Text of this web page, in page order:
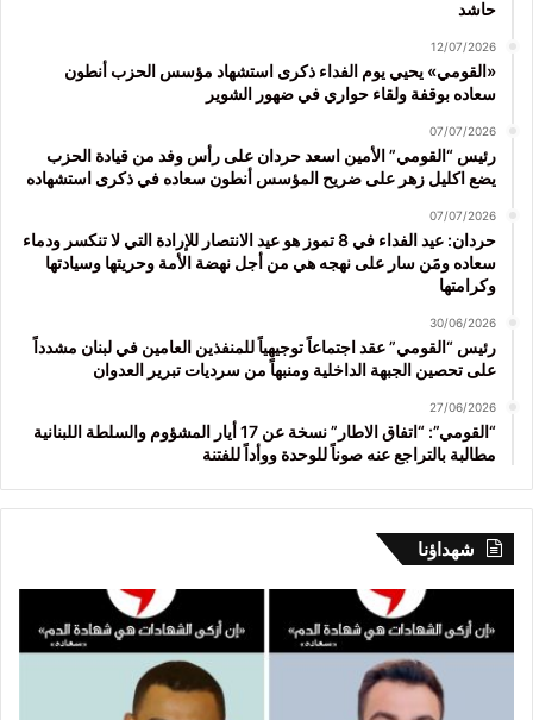
حاشد
12/07/2026
«القومي» يحيي يوم الفداء ذكرى استشهاد مؤسس الحزب أنطون
سعاده بوقفة ولقاء حواري في ضهور الشوير
07/07/2026
رئيس “القومي” الأمين اسعد حردان على رأس وفد من قيادة الحزب
يضع اكليل زهر على ضريح المؤسس أنطون سعاده في ذكرى استشهاده
07/07/2026
حردان: عيد الفداء في 8 تموز هو عيد الانتصار للإرادة التي لا تنكسر ودماء
سعاده ومَن سار على نهجه هي من أجل نهضة الأمة وحريتها وسيادتها
وكرامتها
30/06/2026
رئيس “القومي” عقد اجتماعاً توجيهياً للمنفذين العامين في لبنان مشدداً
على تحصين الجبهة الداخلية ومنبهاً من سرديات تبرير العدوان
27/06/2026
“القومي”: “اتفاق الاطار” نسخة عن 17 أيار المشؤوم والسلطة اللبنانية
مطالبة بالتراجع عنه صوناً للوحدة ووأداً للفتنة
شهداؤنا